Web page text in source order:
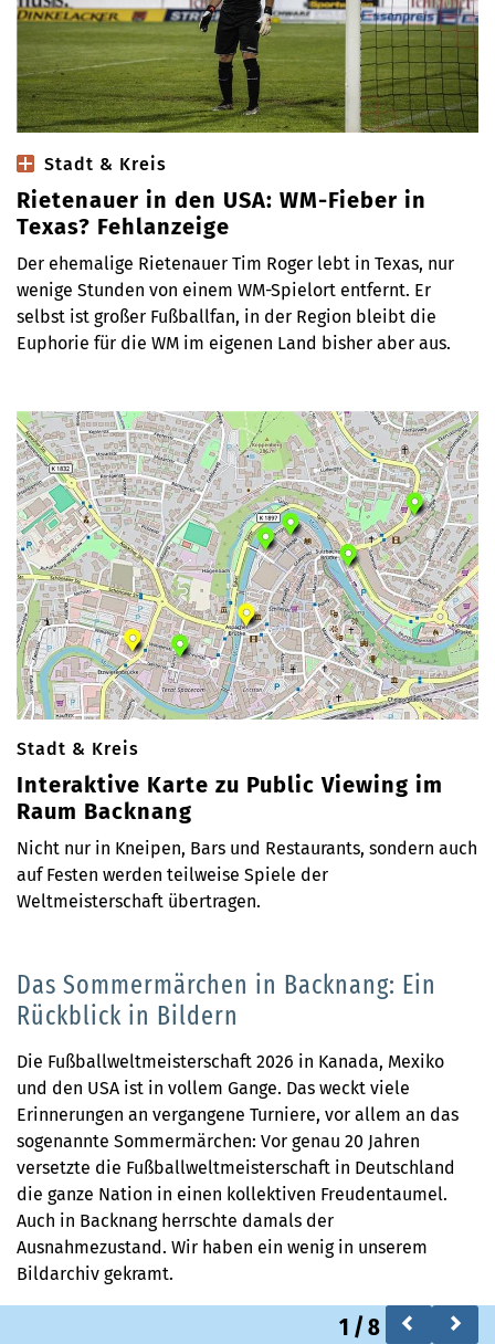
Stadt & Kreis
Rietenauer in den USA: WM-Fieber in
Texas? Fehlanzeige
Der ehemalige Rietenauer Tim Roger lebt in Texas, nur
wenige Stunden von einem WM-Spielort entfernt. Er
selbst ist großer Fußballfan, in der Region bleibt die
Euphorie für die WM im eigenen Land bisher aber aus.
Stadt & Kreis
Interaktive Karte zu Public Viewing im
Raum Backnang
Nicht nur in Kneipen, Bars und Restaurants, sondern auch
auf Festen werden teilweise Spiele der
Weltmeisterschaft übertragen.
Das Sommermärchen in Backnang: Ein
Rückblick in Bildern
Die Fußballweltmeisterschaft 2026 in Kanada, Mexiko
und den USA ist in vollem Gange. Das weckt viele
Erinnerungen an vergangene Turniere, vor allem an das
sogenannte Sommermärchen: Vor genau 20 Jahren
versetzte die Fußballweltmeisterschaft in Deutschland
die ganze Nation in einen kollektiven Freudentaumel.
Auch in Backnang herrschte damals der
Ausnahmezustand. Wir haben ein wenig in unserem
Bildarchiv gekramt.
1 /8